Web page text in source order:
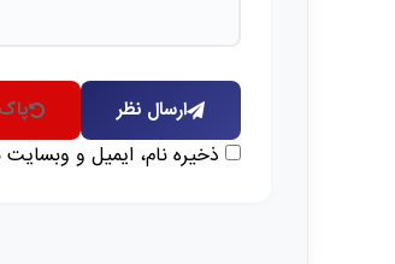
ارسال نظر
ذخیره نام، ایمیل و